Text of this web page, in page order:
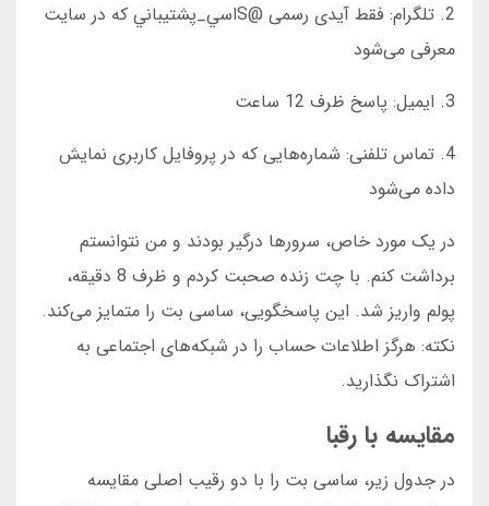
2. تلگرام: فقط آیدی رسمی @Sاسي_پشتيباني که در سایت
معرفی می‌شود
3. ایمیل: پاسخ ظرف 12 ساعت
4. تماس تلفنی: شماره‌هایی که در پروفایل کاربری نمایش
داده می‌شود
در یک مورد خاص، سرورها درگیر بودند و من نتوانستم
برداشت کنم. با چت زنده صحبت کردم و ظرف 8 دقیقه،
پولم واریز شد. این پاسخگویی، ساسی بت را متمایز می‌کند.
نکته: هرگز اطلاعات حساب را در شبکه‌های اجتماعی به
اشتراک نگذارید.
مقایسه با رقبا
در جدول زیر، ساسی بت را با دو رقیب اصلی مقایسه